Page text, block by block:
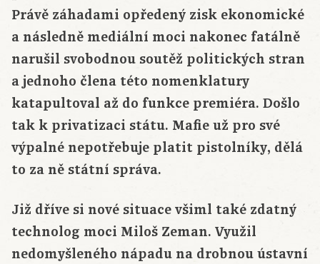
Právě záhadami opředený zisk ekonomické
a následně mediální moci nakonec fatálně
narušil svobodnou soutěž politických stran
a jednoho člena této nomenklatury
katapultoval až do funkce premiéra. Došlo
tak k privatizaci státu. Mafie už pro své
výpalné nepotřebuje platit pistolníky, dělá
to za ně státní správa.
Již dříve si nové situace všiml také zdatný
technolog moci Miloš Zeman. Využil
nedomyšleného nápadu na drobnou ústavní